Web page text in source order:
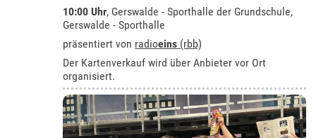
10:00 Uhr, Gerswalde - Sporthalle der Grundschule,
Gerswalde - Sporthalle
präsentiert von radioeins (rbb)
Der Kartenverkauf wird über Anbieter vor Ort
organisiert.